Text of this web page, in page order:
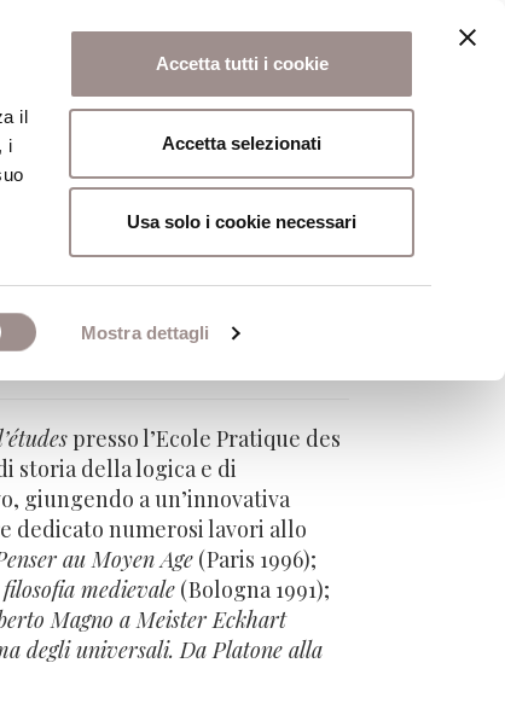
il
i
Mostra dettagli
Accetta tutti i cookie
Accetta selezionati
Usa solo i cookie necessari
Scuola Alti Studi
presso l’Ecole Pratique des
storia della logica e di
giungendo a un’innovativa
dedicato numerosi lavori allo
au Moyen Age (Paris 1996);
medievale (Bologna 1991);
Magno a Meister Eckhart
degli universali. Da Platone alla